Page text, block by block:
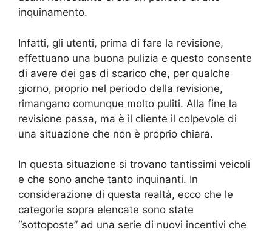
inquinamento.
Infatti, gli utenti, prima di fare la revisione,
effettuano una buona pulizia e questo consente
di avere dei gas di scarico che, per qualche
giorno, proprio nel periodo della revisione,
rimangano comunque molto puliti. Alla fine la
revisione passa, ma è il cliente il colpevole di
una situazione che non è proprio chiara.
In questa situazione si trovano tantissimi veicoli
e che sono anche tanto inquinanti. In
considerazione di questa realtà, ecco che le
categorie sopra elencate sono state
“sottoposte” ad una serie di nuovi incentivi che